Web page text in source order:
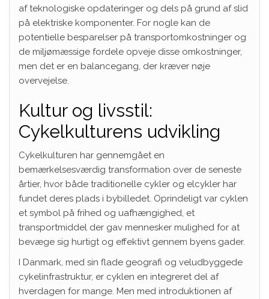
af teknologiske opdateringer og dels på grund af slid
på elektriske komponenter. For nogle kan de
potentielle besparelser på transportomkostninger og
de miljømæssige fordele opveje disse omkostninger,
men det er en balancegang, der kræver nøje
overvejelse.
Kultur og livsstil:
Cykelkulturens udvikling
Cykelkulturen har gennemgået en
bemærkelsesværdig transformation over de seneste
årtier, hvor både traditionelle cykler og elcykler har
fundet deres plads i bybilledet. Oprindeligt var cyklen
et symbol på frihed og uafhængighed, et
transportmiddel der gav mennesker mulighed for at
bevæge sig hurtigt og effektivt gennem byens gader.
I Danmark, med sin flade geografi og veludbyggede
cykelinfrastruktur, er cyklen en integreret del af
hverdagen for mange. Men med introduktionen af